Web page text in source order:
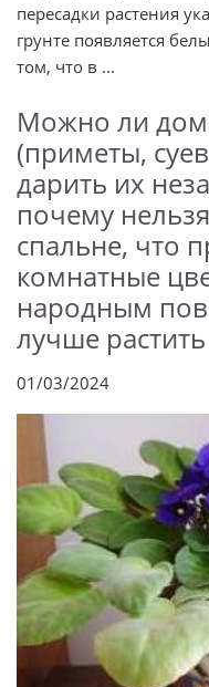
пересадки растения
грунте появляется
том, что в ...
Можно ли
(приметы,
дарить их
почему
спальне, что
комнатные
народным
лучше
01/03/2024